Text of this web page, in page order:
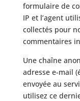
formulaire de
IP et l’agent
collectés pour
commentaires
Une chaîne
adresse e-mail
envoyée au
utilisez ce